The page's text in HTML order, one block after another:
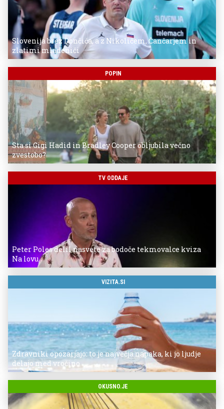
Slovenija brez Dončića, a z Nikolićem, Čančarjem in
zlatimi mladeniči
POPIN
Sta si Gigi Hadid in Bradley Cooper obljubila večno
zvestobo?
TV ODDAJE
Peter Poles delil nasvete za bodoče tekmovalce kviza
Na lovu
VIZITA.SI
Zdravniki opozarjajo: to je največja napaka, ki jo ljudje
delajo med vročino
OKUSNO.JE